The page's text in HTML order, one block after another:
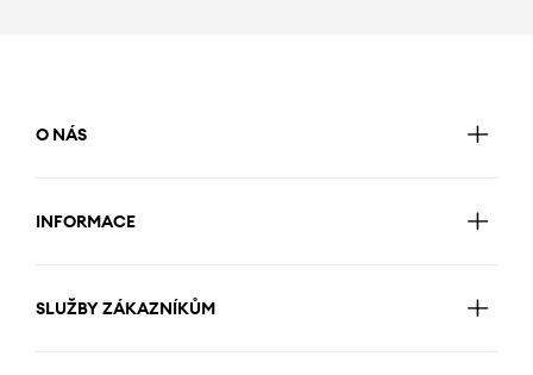
O NÁS
INFORMACE
SLUŽBY ZÁKAZNÍKŮM